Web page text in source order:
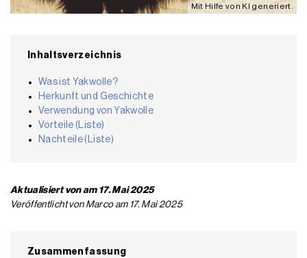
Mit Hilfe von KI generiert.
Inhaltsverzeichnis
Was ist Yakwolle?
Herkunft und Geschichte
Verwendung von Yakwolle
Vorteile (Liste)
Nachteile (Liste)
Aktualisiert von am 17. Mai 2025
Veröffentlicht von Marco am 17. Mai 2025
Zusammenfassung